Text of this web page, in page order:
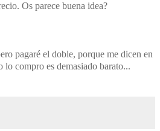
Os parece buena idea?
pagaré el doble, porque me dicen en
lo compro es demasiado barato...